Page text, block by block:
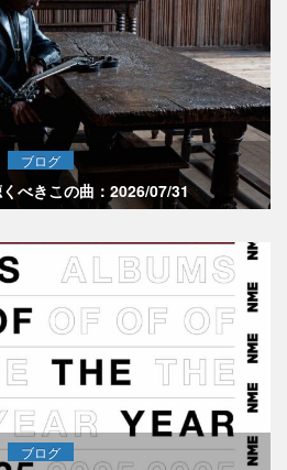
ブログ
べきこの曲：2026/07/31
ブログ